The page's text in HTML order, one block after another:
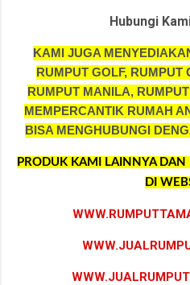
Hubungi
KAMI JUGA
RUMPUT GOLF, RUMPUT
RUMPUT MANILA,
MEMPERCANTIK RUMAH
BISA MENGHUBUNGI
PRODUK KAMI LAINNYA DAN
DI